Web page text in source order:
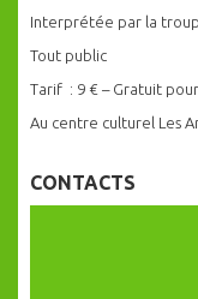
Interprétée par la
Tout public
Tarif : 9 € – Gratuit
Au centre culturel Les
CONTACTS